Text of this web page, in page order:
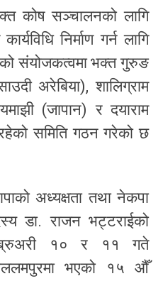
कोष सञ्चालनको लागि
निर्माण गर्न लागि
संयोजकत्वमा भक्त गुरुङ
अरेबिया), शालिग्राम
(जापान) र दयाराम
समिति गठन गरेको छ
अध्यक्षता तथा नेकपा
डा. राजन भट्टराईको
१० र ११ गते
भएको १५ औँ